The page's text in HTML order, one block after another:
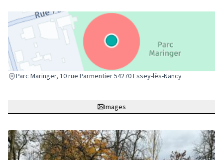
Parc Maringer, 10 rue Parmentier 54270 Essey-lès-Nancy
(Lien externe)
Images